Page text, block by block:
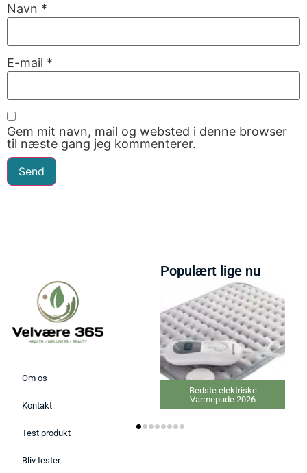
Navn *
E-mail *
Gem mit navn, mail og websted i denne browser
til næste gang jeg kommenterer.
Om os
Kontakt
Test produkt
Bliv tester
Populært lige nu
Bedste elektriske
Varmepude 2026